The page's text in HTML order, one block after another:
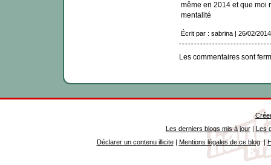
même en 2014 et que moi
mentalité
Écrit par : sabrina | 26/02/2014
Les commentaires sont
Les derniers blogs mis à jour|
Les
Déclarer un contenu illicite| Mentions légales de ce blog|